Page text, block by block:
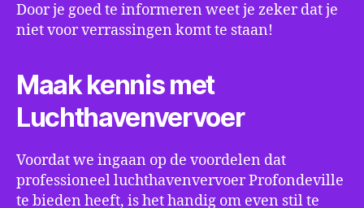
Door je goed te informeren weet je zeker dat je
niet voor verrassingen komt te staan!
Maak kennis met
Luchthavenvervoer
Voordat we ingaan op de voordelen dat
professioneel luchthavenvervoer Profondeville
te bieden heeft, is het handig om even stil te